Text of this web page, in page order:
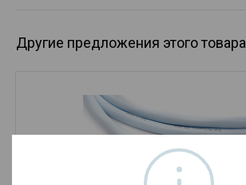
Другие предложения этого товара